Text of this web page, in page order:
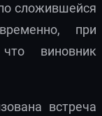
сложившейся
при
виновник
встреча